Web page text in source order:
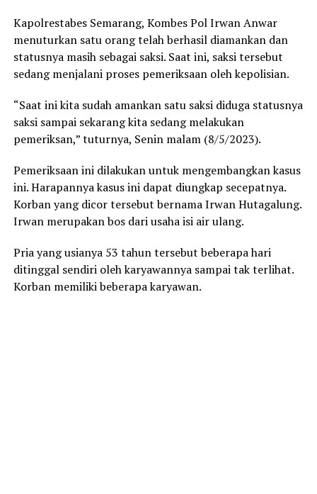
Kapolrestabes Semarang, Kombes Pol Irwan Anwar
menuturkan satu orang telah berhasil diamankan dan
statusnya masih sebagai saksi. Saat ini, saksi tersebut
sedang menjalani proses pemeriksaan oleh kepolisian.
“Saat ini kita sudah amankan satu saksi diduga statusnya
saksi sampai sekarang kita sedang melakukan
pemeriksan,” tuturnya, Senin malam (8/5/2023).
Pemeriksaan ini dilakukan untuk mengembangkan kasus
ini. Harapannya kasus ini dapat diungkap secepatnya.
Korban yang dicor tersebut bernama Irwan Hutagalung.
Irwan merupakan bos dari usaha isi air ulang.
Pria yang usianya 53 tahun tersebut beberapa hari
ditinggal sendiri oleh karyawannya sampai tak terlihat.
Korban memiliki beberapa karyawan.